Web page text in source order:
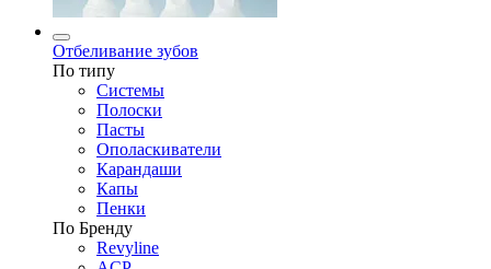
Отбеливание зубов
По типу
Системы
Полоски
Пасты
Ополаскиватели
Карандаши
Капы
Пенки
По Бренду
Revyline